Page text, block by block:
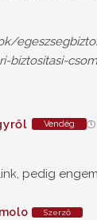
biztositasi-
Vendég
pedig
Szerző